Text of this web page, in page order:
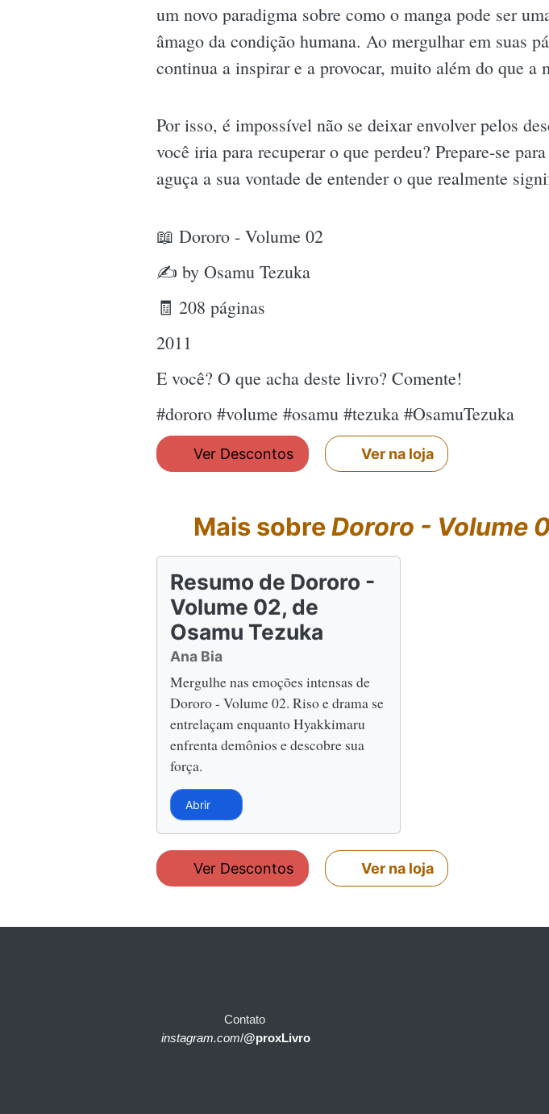
um novo paradigma sobre como o manga pode ser
âmago da condição humana. Ao mergulhar em suas
continua a inspirar e a provocar, muito além do que a
Por isso, é impossível não se deixar envolver pelos
você iria para recuperar o que perdeu? Prepare-se
aguça a sua vontade de entender o que realmente
📖 Dororo - Volume 02
✍ by Osamu Tezuka
🧾 208 páginas
2011
E você? O que acha deste livro? Comente!
#dororo #volume #osamu #tezuka #OsamuTezuka
Ver Descontos Ver na loja
Mais sobreDororo - Volume
Resumo de Dororo -
Volume 02, de
Osamu Tezuka
Ana Bia
Mergulhe nas emoções intensas de
Dororo - Volume 02. Riso e drama se
entrelaçam enquanto Hyakkimaru
enfrenta demônios e descobre sua
força.
Abrir
Ver Descontos Ver na loja
Contato
instagram.com/@proxLivro